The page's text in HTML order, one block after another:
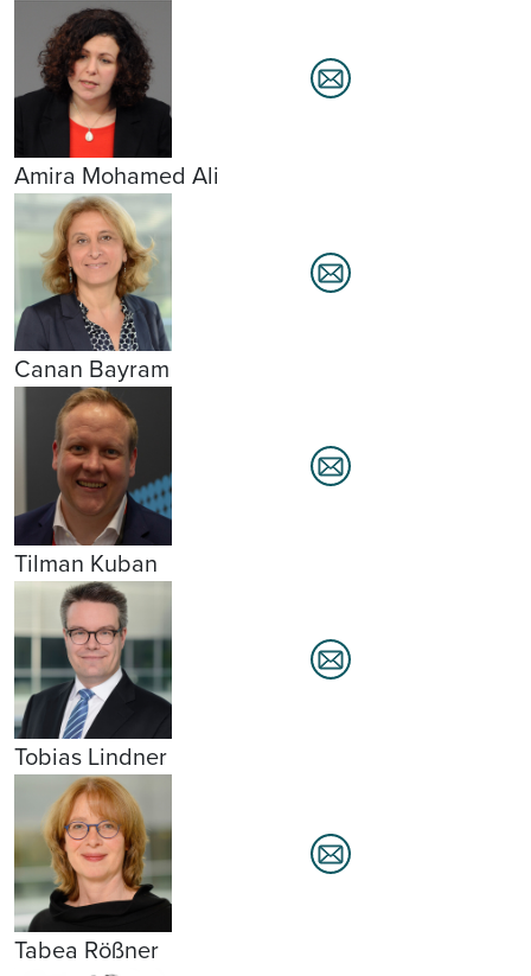
Amira Mohamed Ali
Canan Bayram
Tilman Kuban
Tobias Lindner
Tabea Rößner